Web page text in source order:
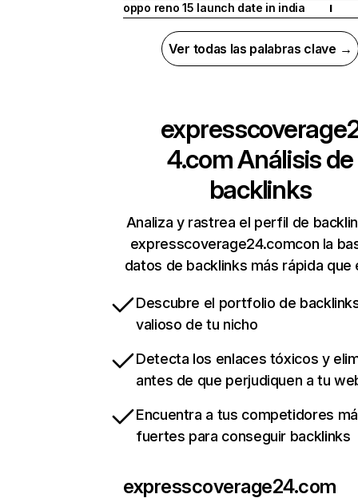
oppo reno 15 launch date in india I
Ver todas las palabras clave →
4.comAnálisis de
backlinks
Analiza y rastrea el perfil de
expresscoverage24.comcon la
datos de backlinks más rápida que
Descubre el portfolio de
valioso de tu nicho
Detecta los enlaces tóxicos y
antes de que perjudiquen a tu
Encuentra a tus competidores
fuertes para conseguir backlinks
expresscoverage24.com